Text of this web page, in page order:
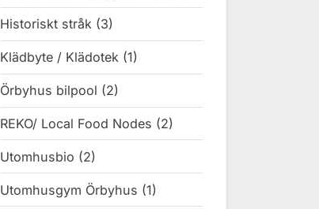
Historiskt stråk (3)
Klädbyte / Klädotek (1)
Örbyhus bilpool (2)
REKO/ Local Food Nodes (2)
Utomhusbio (2)
Utomhusgym Örbyhus (1)